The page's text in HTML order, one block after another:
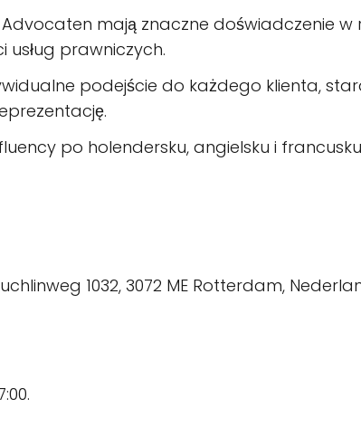
mają znaczne doświadczenie
usług prawniczych.
podejście do każdego klienta,
po holendersku, angielsku i
1032, 3072 ME Rotterdam,